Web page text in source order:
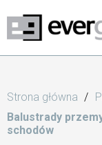
Strona główna
Balustrady
schodów